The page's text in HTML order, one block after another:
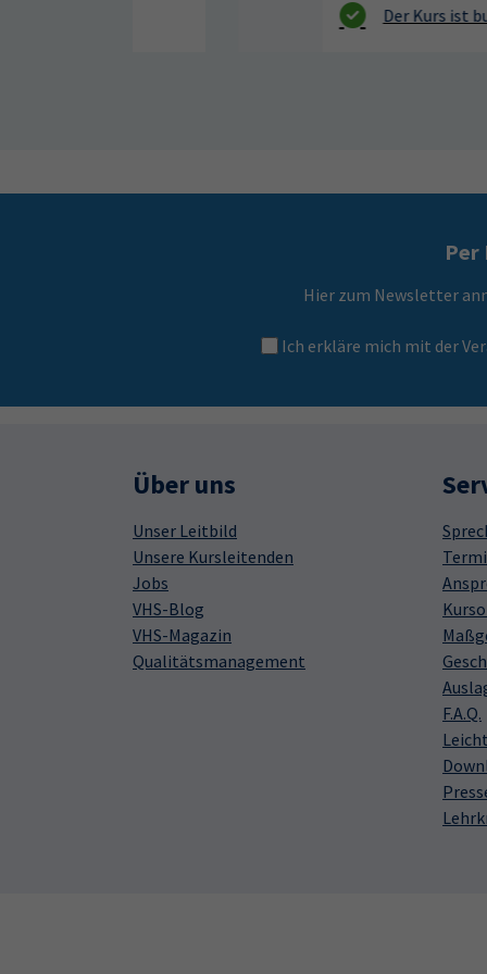
Per
Hier zum Newsletter
Ich erkläre mich mit der
Über uns
Unser Leitbild
Unsere Kursleitenden
Jobs
VHS-Blog
VHS-Magazin
Qualitätsmanagement
F.A.Q.